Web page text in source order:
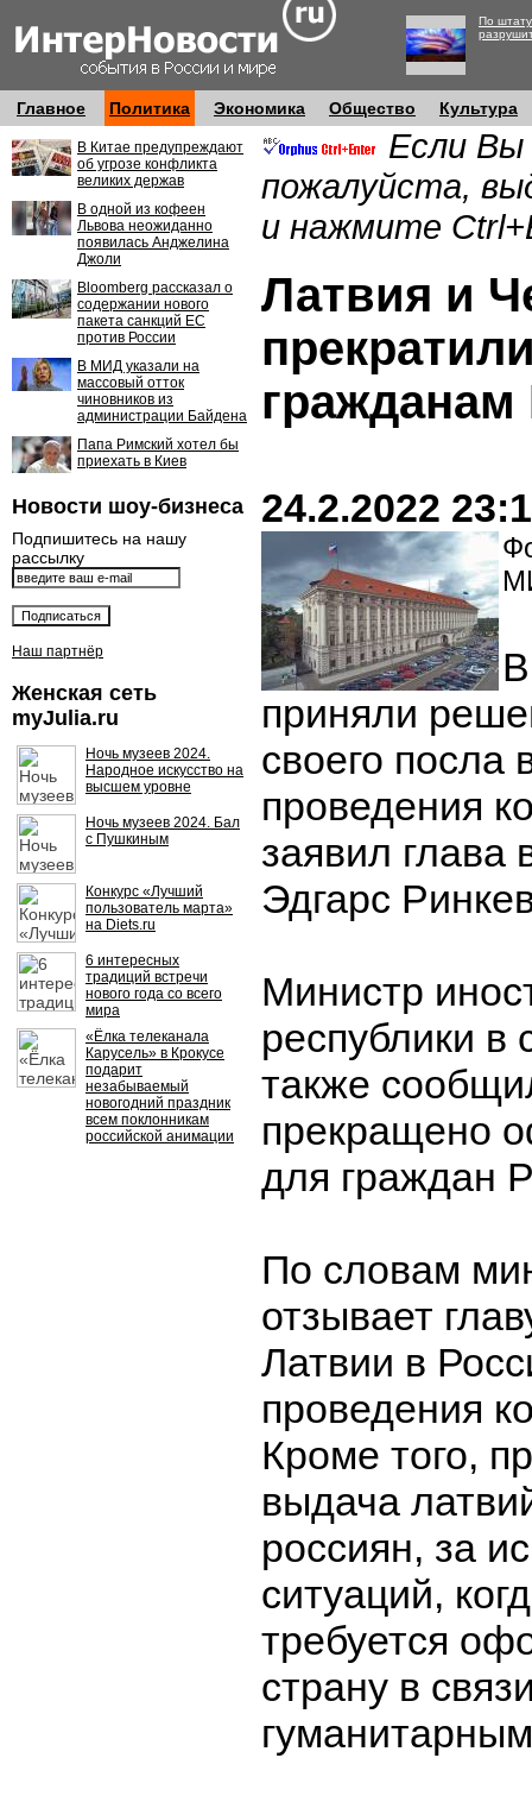
По
Главное Политика Экономика Общество Культура
В Китае предупреждают
об угрозе конфликта
великих держав
В одной из кофеен
Львова неожиданно
появилась Анджелина
Джоли
Bloomberg рассказал о
содержании нового
пакета санкций ЕС
против России
В МИД указали на
массовый отток
чиновников из
администрации Байдена
Папа Римский хотел бы
приехать в Киев
Новости шоу-бизнеса
Подпишитесь на нашу
рассылку
Наш партнёр
Женская сеть
myJulia.ru
Ночь музеев 2024.
Народное искусство на
высшем уровне
Ночь музеев 2024. Бал
с Пушкиным
Конкурс «Лучший
пользователь марта»
на Diets.ru
6 интересных
традиций встречи
нового года со всего
мира
«Ёлка телеканала
Карусель» в Крокусе
подарит
незабываемый
новогодний праздник
всем поклонникам
российской анимации
Если Вы
пожалуйста,
и нажмите
Латвия и
24.2.2022
приняли
своего посла
проведения
заявил глава
Эдгарс
Министр
республики в
также
прекращено
для граждан
По словам
отзывает
Латвии в
проведения
Кроме того,
выдача
россиян, за
ситуаций,
требуется
страну в